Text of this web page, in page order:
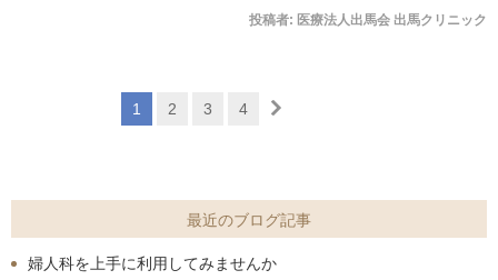
投稿者: 医療法人出馬会 出馬クリニック
1 2 3 4
最近のブログ記事
婦人科を上手に利用してみませんか